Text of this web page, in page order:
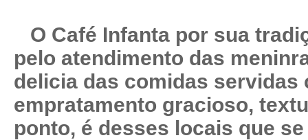
O Café Infanta por sua
pelo atendimento das
delicia das comidas servidas
empratamento gracioso,
ponto, é desses locais que